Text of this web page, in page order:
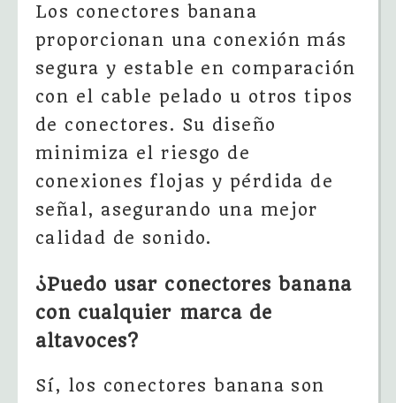
Los conectores banana
proporcionan una conexión más
segura y estable en comparación
con el cable pelado u otros tipos
de conectores. Su diseño
minimiza el riesgo de
conexiones flojas y pérdida de
señal, asegurando una mejor
calidad de sonido.
¿Puedo usar conectores banana
con cualquier marca de
altavoces?
Sí, los conectores banana son